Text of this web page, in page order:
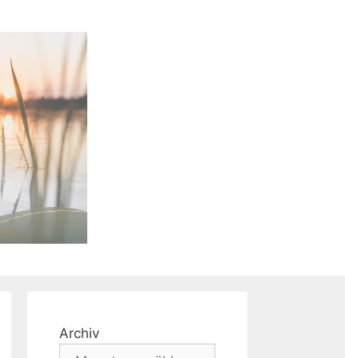
Archiv